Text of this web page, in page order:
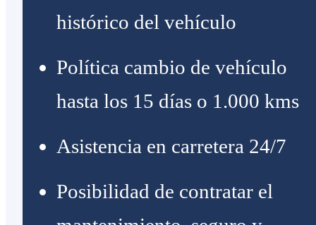
histórico del vehículo
Política cambio de vehículo
hasta los 15 días o 1.000 kms
Asistencia en carretera 24/7
Posibilidad de contratar el